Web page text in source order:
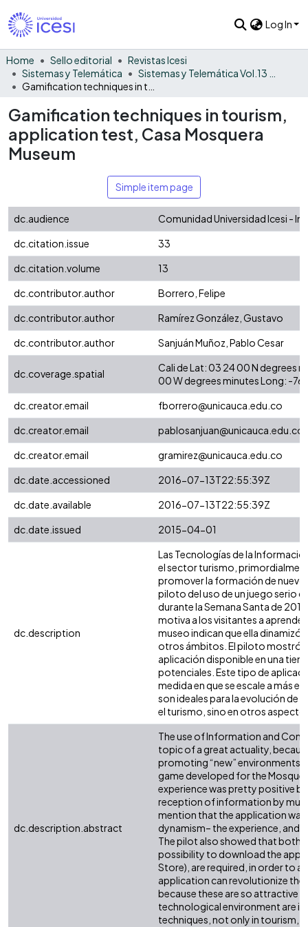
Log In
Home Sello editorial
Revistas Icesi
Sistemas y Telemática
Gamification techniques in tourism,
application test, Casa Mosquera
Museum
Simple item page
dc.audience
Comunidad Universidad Icesi -
dc.citation.issue
33
dc.citation.volume
13
dc.contributor.author
Borrero, Felipe
dc.contributor.author
Ramírez González, Gustavo
dc.contributor.author
Sanjuán Muñoz, Pablo Cesar
dc.coverage.spatial
Cali de Lat: 03 24 00 N degrees
00 W degrees minutes Long: -
dc.creator.email
fborrero@unicauca.edu.co
dc.creator.email
pablosanjuan@unicauca.edu.co
dc.creator.email
gramirez@unicauca.edu.co
dc.date.accessioned
2016-07-13T22:55:39Z
dc.date.available
2016-07-13T22:55:39Z
dc.date.issued
2015-04-01
dc.description
Las Tecnologías de la
el sector turismo,
promover la formación de
piloto del uso de un juego serio
durante la Semana Santa de
motiva a los visitantes a
museo indican que ella dinamizó
otros ámbitos. El piloto mostró
aplicación disponible en una
potenciales. Este tipo de
medida en que se escale a más
son ideales para la evolución de
el turismo, sino en otros
dc.description.abstract
The use of Information and
topic of a great actuality,
promoting “new” environments.
game developed for the
experience was pretty positive
reception of information by
mention that the application
dynamism– the experience, and
The pilot also showed that both,
possibility to download the
Store), are required, in order to
application can revolutionize
because these are so attractive
technological environment are
techniques, not only in tourism,